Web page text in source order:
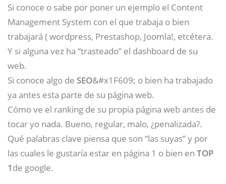
Si conoce o sabe por poner un ejemplo el Content
Management System con el que trabaja o bien
trabajará ( wordpress, Prestashop, Joomla!, etcétera.
Y si alguna vez ha “trasteado” el dashboard de su
web.
Si conoce algo de SEO&#x1F609; o bien ha trabajado
ya antes esta parte de su página web.
Cómo ve el ranking de su propia página web antes de
tocar yo nada. Bueno, regular, malo, ¿penalizada?.
Qué palabras clave piensa que son “las suyas” y por
las cuales le gustaría estar en página 1 o bien en TOP
1de google.